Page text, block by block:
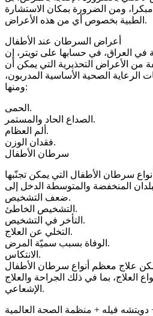
ومن الضرورة بمكان الاستشارة
الطبية بخصوص أي من هذه الأعراض.
أعراض السرطان عند الأطفال
في العراق، في حسابها على تويتر، إن
من الأعراض التحذيرية التي يمكن أن
الرعاية الصحية الأساسية المدربون،
ومنها:
الحمى.
الصداع الحاد والمستمر.
ألم العظام.
فقدان الوزن.
سرطان الأطفال
سرطان الأطفال التي يمكن تجنّبها
ضعف التشخيص.
التشخيص الخاطئ.
التأخر في التشخيص.
التخلي عن العلاج.
الوفاة بسبب سميّة المرض.
الانتكاس.
علاج معظم أنواع سرطان الأطفال
العلاج، بما في ذلك الجراحة والعلاج
الإشعاعي.
دويتشه فيله + منظمة الصحة العالمية